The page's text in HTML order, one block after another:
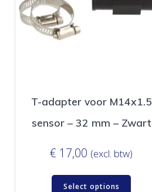
T-adapter voor M14x1.5
sensor – 32 mm – Zwart
€ 17,00 (excl. btw)
Select options